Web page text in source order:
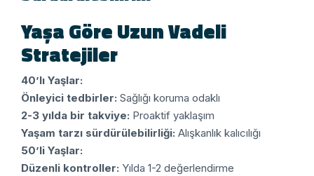
Yaşa Göre Uzun Vadeli
Stratejiler
40’lı Yaşlar:
Önleyici tedbirler: Sağlığı koruma odaklı
2-3 yılda bir takviye: Proaktif yaklaşım
Yaşam tarzı sürdürülebilirliği: Alışkanlık kalıcılığı
50’li Yaşlar:
Düzenli kontroller: Yılda 1-2 değerlendirme